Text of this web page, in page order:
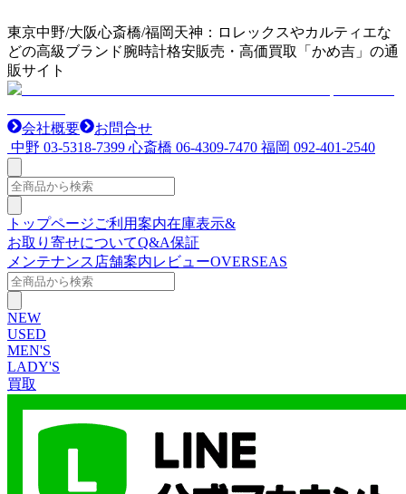
東京中野/大阪心斎橋/福岡天神：ロレックスやカルティエな
どの高級ブランド腕時計格安販売・高価買取「かめ吉」の通
販サイト
会社概要
お問合せ
中野 03-5318-7399 心斎橋 06-4309-7470 福岡 092-401-2540
トップページご利用案内在庫表示&
お取り寄せについてQ&A保証
メンテナンス 店舗案内レビューOVERSEAS
NEW
USED
MEN'S
LADY'S
買取